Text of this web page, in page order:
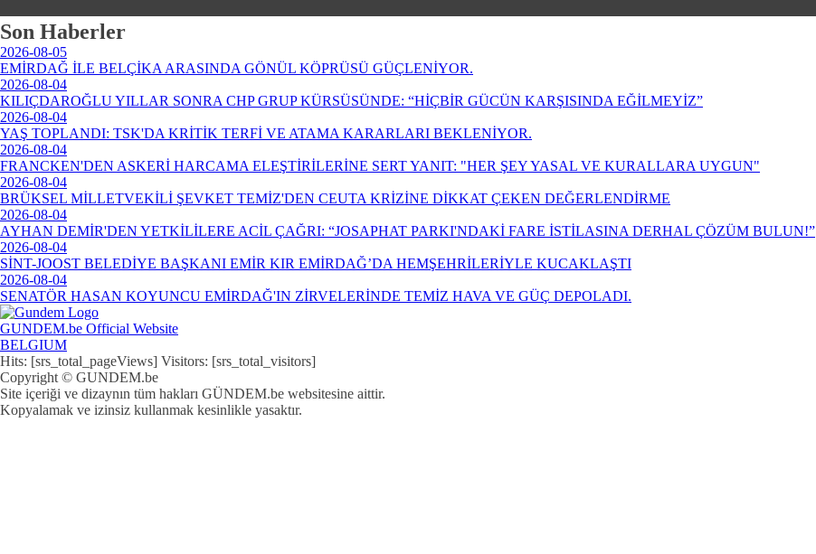
Son Haberler
2026-08-05
EMİRDAĞ İLE BELÇİKA ARASINDA GÖNÜL KÖPRÜSÜ GÜÇLENİYOR.
2026-08-04
KILIÇDAROĞLU YILLAR SONRA CHP GRUP KÜRSÜSÜNDE: “HİÇBİR GÜCÜN KARŞISINDA EĞİLMEYİZ”
2026-08-04
YAŞ TOPLANDI: TSK'DA KRİTİK TERFİ VE ATAMA KARARLARI BEKLENİYOR.
2026-08-04
FRANCKEN'DEN ASKERİ HARCAMA ELEŞTİRİLERİNE SERT YANIT: "HER ŞEY YASAL VE KURALLARA UYGUN"
2026-08-04
BRÜKSEL MİLLETVEKİLİ ŞEVKET TEMİZ'DEN CEUTA KRİZİNE DİKKAT ÇEKEN DEĞERLENDİRME
2026-08-04
AYHAN DEMİR'DEN YETKİLİLERE ACİL ÇAĞRI: “JOSAPHAT PARKI'NDAKİ FARE İSTİLASINA DERHAL ÇÖZÜM BULUN!”
2026-08-04
SİNT-JOOST BELEDİYE BAŞKANI EMİR KIR EMİRDAĞ’DA HEMŞEHRİLERİYLE KUCAKLAŞTI
2026-08-04
SENATÖR HASAN KOYUNCU EMİRDAĞ'IN ZİRVELERİNDE TEMİZ HAVA VE GÜÇ DEPOLADI.
GUNDEM.be Official Website
BELGIUM
Hits: [srs_total_pageViews] Visitors: [srs_total_visitors]
Copyright © GUNDEM.be
Site içeriği ve dizaynın tüm hakları GÜNDEM.be websitesine aittir.
Kopyalamak ve izinsiz kullanmak kesinlikle yasaktır.